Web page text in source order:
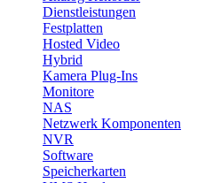
Dienstleistungen
Festplatten
Hosted Video
Hybrid
Kamera Plug-Ins
Monitore
NAS
Netzwerk Komponenten
NVR
Software
Speicherkarten